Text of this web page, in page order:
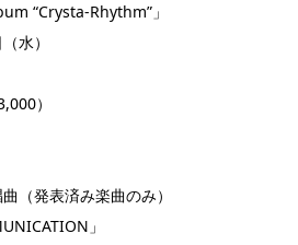
“Crysta-Rhythm”」
水）
）
（発表済み楽曲のみ）
」